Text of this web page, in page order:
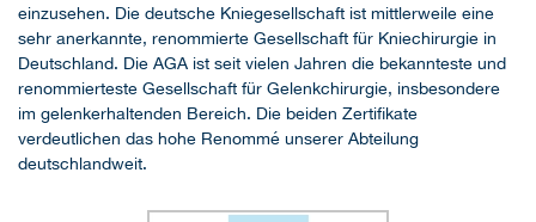
einzusehen. Die deutsche Kniegesellschaft ist mittlerweile eine
sehr anerkannte, renommierte Gesellschaft für Kniechirurgie in
Deutschland. Die AGA ist seit vielen Jahren die bekannteste und
renommierteste Gesellschaft für Gelenkchirurgie, insbesondere
im gelenkerhaltenden Bereich. Die beiden Zertifikate
verdeutlichen das hohe Renommé unserer Abteilung
deutschlandweit.